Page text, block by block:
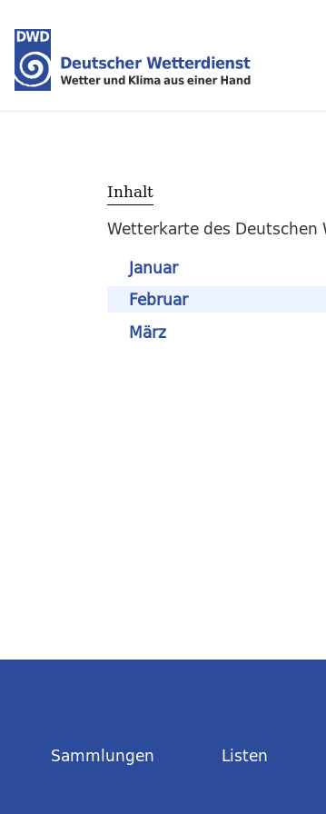
Inhalt
Wetterkarte des
Januar
Februar
März
Sammlungen Listen